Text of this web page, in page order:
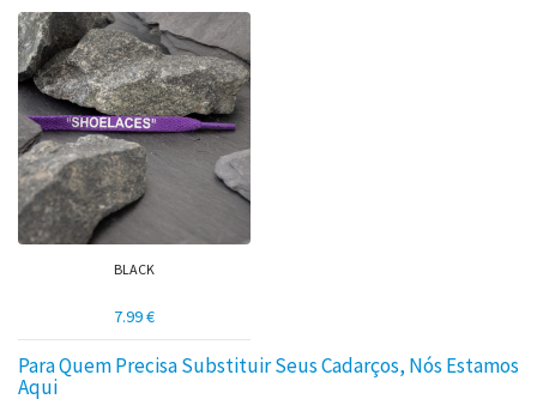
BLACK
7.99 €
Para Quem Precisa Substituir Seus Cadarços, Nós Estamos
Aqui